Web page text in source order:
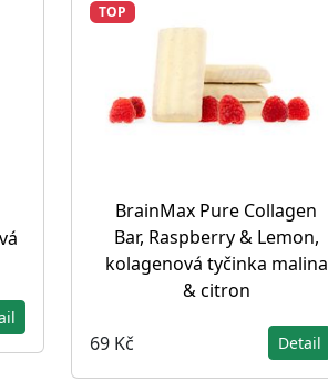
TOP
BrainMax Pure Collagen
Bar, Raspberry & Lemon,
kolagenová tyčinka malina
& citron
69 Kč Detail